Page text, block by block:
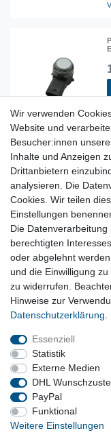
*
Impressum
Wir verwenden
Website und
Besucher:innen
Inhalte und Anzeigen
Drittanbietern
analysieren. Die
Cookies. Wir teilen
Einstellungen
Die
berechtigten
oder abgelehnt
und die Einwilligung
zu widerrufen.
Hinweise zur
Daten­schutz­erklärung
Essenziell
Statistik
Externe Medien
DHL
PayPal
Funktional
Weitere Einstellungen